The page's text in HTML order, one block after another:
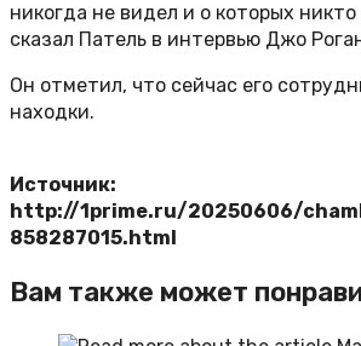
никогда не видел и о которых никто
сказал Патель в интервью Джо
Он отметил, что сейчас его
находки.
Источник:
http://1prime.ru/20250606/
858287015.html
Вам также может